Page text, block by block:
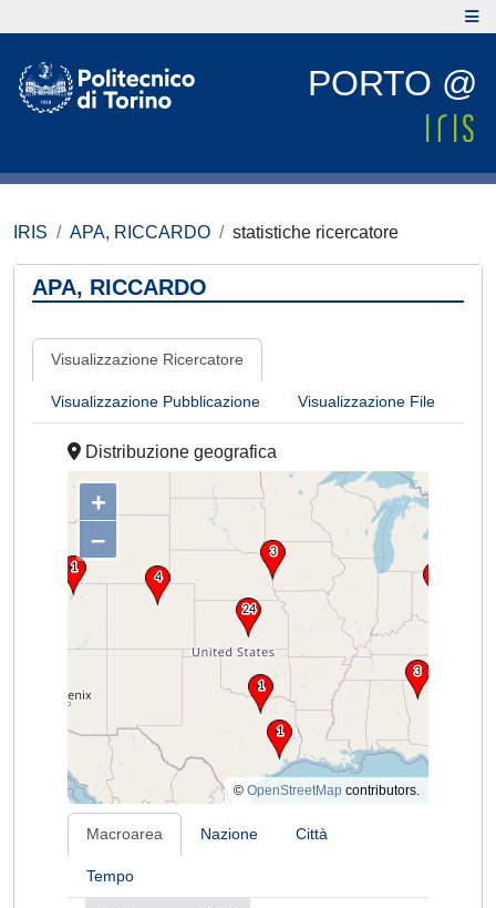
PORTO @
IRIS APA, RICCARDO statistiche ricercatore
APA, RICCARDO
Visualizzazione Ricercatore
Visualizzazione Pubblicazione Visualizzazione File
Distribuzione geografica
+
–
© OpenStreetMap contributors.
Macroarea Nazione Città
Tempo